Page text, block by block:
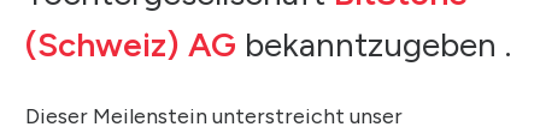
(Schweiz) AG bekanntzugeben .
Dieser Meilenstein unterstreicht unser